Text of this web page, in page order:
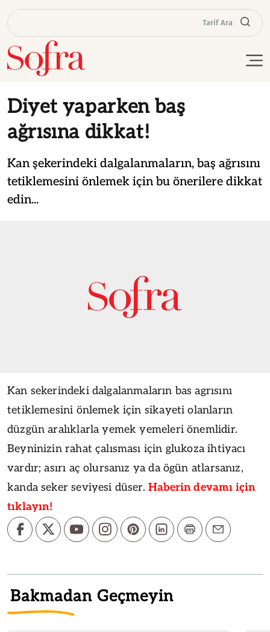
Tarif Ara
Diyet yaparken baş
ağrısına dikkat!
Kan şekerindeki dalgalanmaların, baş ağrısını
tetiklemesini önlemek için bu önerilere dikkat
edin...
Kan sekerindeki dalgalanmaların bas agrısını
tetiklemesini önlemek için sikayeti olanların
düzgün aralıklarla yemek yemeleri önemlidir.
Beyninizin rahat çalısması için glukoza ihtiyacı
vardır; asırı aç olursanız ya da ögün atlarsanız,
kanda seker seviyesi düser.Haberin devamı için
tıklayın!
Bakmadan Geçmeyin